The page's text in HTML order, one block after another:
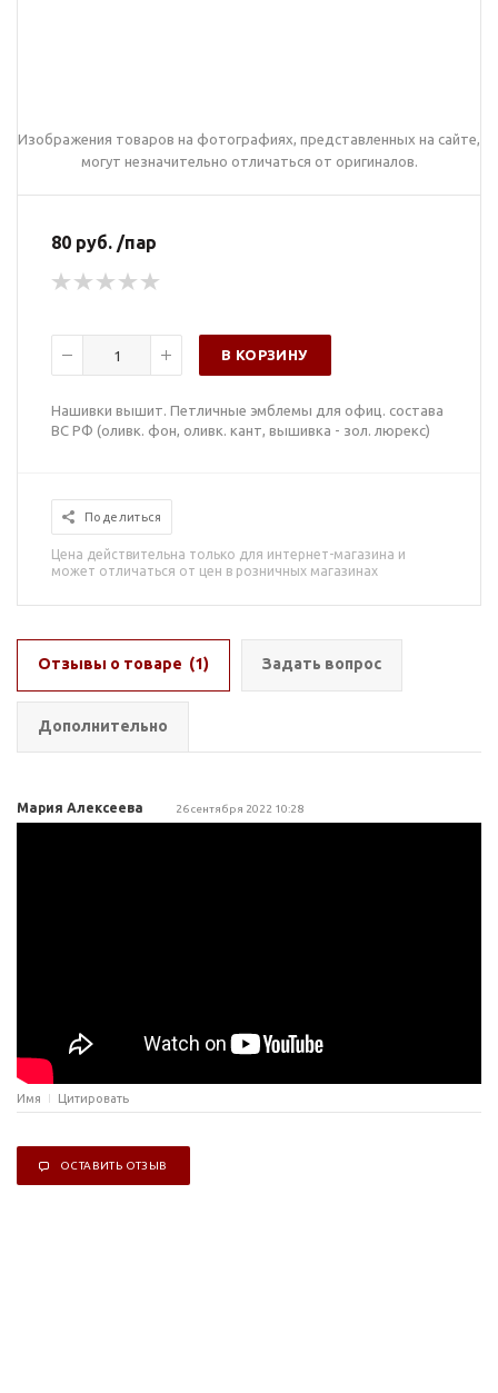
Изображения товаров на фотографиях, представленных на сайте,
могут незначительно отличаться от оригиналов.
80 руб. /пар
В КОРЗИНУ
Нашивки вышит. Петличные эмблемы для офиц. состава
ВС РФ (оливк. фон, оливк. кант, вышивка - зол. люрекс)
Поделиться
Цена действительна только для интернет-магазина и
может отличаться от цен в розничных магазинах
Отзывы о товаре (1) Задать вопрос
Дополнительно
Мария Алексеева 26 сентября 2022 10:28
Имя Цитировать
ОСТАВИТЬ ОТЗЫВ